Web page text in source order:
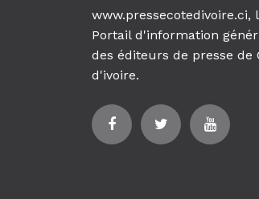
www.pressecotedivoire.ci,
Portail d'information
des éditeurs de presse de
d'ivoire.